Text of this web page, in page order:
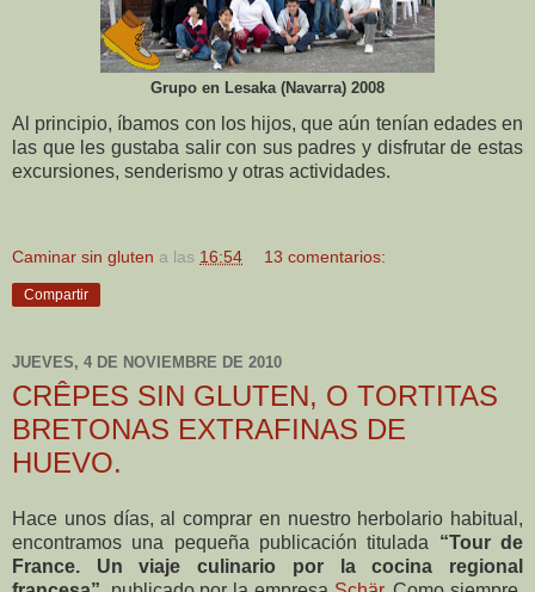
Grupo en Lesaka (Navarra) 2008
Al principio, íbamos con los hijos, que aún tenían edades en
las que les gustaba salir con sus padres y disfrutar de estas
excursiones, senderismo y otras actividades.
Caminar sin gluten a las 16:54 13 comentarios:
Compartir
JUEVES, 4 DE NOVIEMBRE DE 2010
CRÊPES SIN GLUTEN, O TORTITAS
BRETONAS EXTRAFINAS DE
HUEVO.
Hace unos días, al comprar en nuestro herbolario habitual,
encontramos una pequeña publicación titulada “Tour de
France. Un viaje culinario por la cocina regional